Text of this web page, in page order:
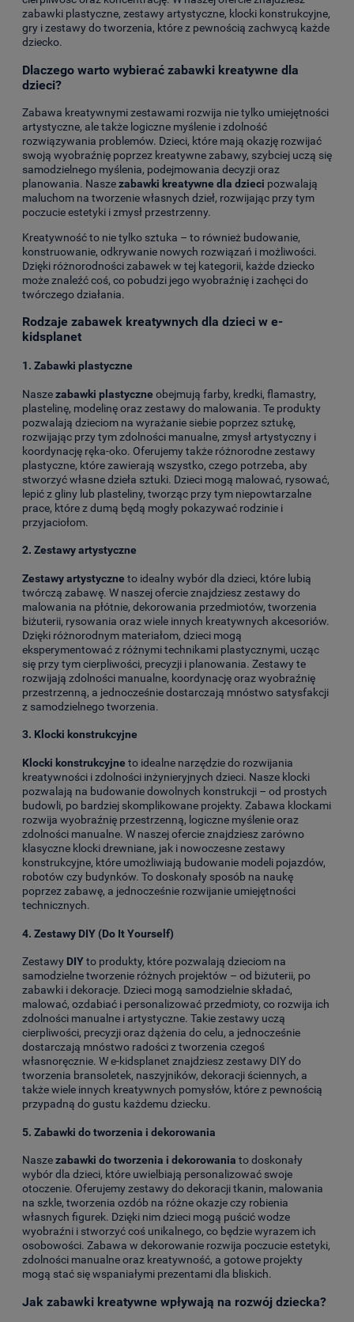
zabawki plastyczne, zestawy artystyczne, klocki konstrukcyjne,
gry i zestawy do tworzenia, które z pewnością zachwycą każde
dziecko.
Dlaczego warto wybierać zabawki kreatywne dla
dzieci?
Zabawa kreatywnymi zestawami rozwija nie tylko umiejętności
artystyczne, ale także logiczne myślenie i zdolność
rozwiązywania problemów. Dzieci, które mają okazję rozwijać
swoją wyobraźnię poprzez kreatywne zabawy, szybciej uczą się
samodzielnego myślenia, podejmowania decyzji oraz
planowania. Naszezabawki kreatywne dla dzieci pozwalają
maluchom na tworzenie własnych dzieł, rozwijając przy tym
poczucie estetyki i zmysł przestrzenny.
Kreatywność to nie tylko sztuka – to również budowanie,
konstruowanie, odkrywanie nowych rozwiązań i możliwości.
Dzięki różnorodności zabawek w tej kategorii, każde dziecko
może znaleźć coś, co pobudzi jego wyobraźnię i zachęci do
twórczego działania.
Rodzaje zabawek kreatywnych dla dzieci w e-
kidsplanet
1. Zabawki plastyczne
Naszezabawki plastyczne obejmują farby, kredki, flamastry,
plastelinę, modelinę oraz zestawy do malowania. Te produkty
pozwalają dzieciom na wyrażanie siebie poprzez sztukę,
rozwijając przy tym zdolności manualne, zmysł artystyczny i
koordynację ręka-oko. Oferujemy także różnorodne zestawy
plastyczne, które zawierają wszystko, czego potrzeba, aby
stworzyć własne dzieła sztuki. Dzieci mogą malować, rysować,
lepić z gliny lub plasteliny, tworząc przy tym niepowtarzalne
prace, które z dumą będą mogły pokazywać rodzinie i
przyjaciołom.
2. Zestawy artystyczne
Zestawy artystyczne to idealny wybór dla dzieci, które lubią
twórczą zabawę. W naszej ofercie znajdziesz zestawy do
malowania na płótnie, dekorowania przedmiotów, tworzenia
biżuterii, rysowania oraz wiele innych kreatywnych akcesoriów.
Dzięki różnorodnym materiałom, dzieci mogą
eksperymentować z różnymi technikami plastycznymi, ucząc
się przy tym cierpliwości, precyzji i planowania. Zestawy te
rozwijają zdolności manualne, koordynację oraz wyobraźnię
przestrzenną, a jednocześnie dostarczają mnóstwo satysfakcji
z samodzielnego tworzenia.
3. Klocki konstrukcyjne
Klocki konstrukcyjne to idealne narzędzie do rozwijania
kreatywności i zdolności inżynieryjnych dzieci. Nasze klocki
pozwalają na budowanie dowolnych konstrukcji – od prostych
budowli, po bardziej skomplikowane projekty. Zabawa klockami
rozwija wyobraźnię przestrzenną, logiczne myślenie oraz
zdolności manualne. W naszej ofercie znajdziesz zarówno
klasyczne klocki drewniane, jak i nowoczesne zestawy
konstrukcyjne, które umożliwiają budowanie modeli pojazdów,
robotów czy budynków. To doskonały sposób na naukę
poprzez zabawę, a jednocześnie rozwijanie umiejętności
technicznych.
4. Zestawy DIY (Do It Yourself)
Zestawy DIYto produkty, które pozwalają dzieciom na
samodzielne tworzenie różnych projektów – od biżuterii, po
zabawki i dekoracje. Dzieci mogą samodzielnie składać,
malować, ozdabiać i personalizować przedmioty, co rozwija ich
zdolności manualne i artystyczne. Takie zestawy uczą
cierpliwości, precyzji oraz dążenia do celu, a jednocześnie
dostarczają mnóstwo radości z tworzenia czegoś
własnoręcznie. W e-kidsplanet znajdziesz zestawy DIY do
tworzenia bransoletek, naszyjników, dekoracji ściennych, a
także wiele innych kreatywnych pomysłów, które z pewnością
przypadną do gustu każdemu dziecku.
5. Zabawki do tworzenia i dekorowania
Naszezabawki do tworzenia i dekorowania to doskonały
wybór dla dzieci, które uwielbiają personalizować swoje
otoczenie. Oferujemy zestawy do dekoracji tkanin, malowania
na szkle, tworzenia ozdób na różne okazje czy robienia
własnych figurek. Dzięki nim dzieci mogą puścić wodze
wyobraźni i stworzyć coś unikalnego, co będzie wyrazem ich
osobowości. Zabawa w dekorowanie rozwija poczucie estetyki,
zdolności manualne oraz kreatywność, a gotowe projekty
mogą stać się wspaniałymi prezentami dla bliskich.
Jak zabawki kreatywne wpływają na rozwój dziecka?